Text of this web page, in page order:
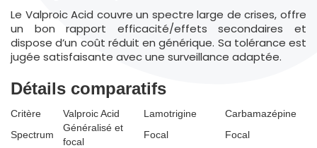
Le Valproic Acid couvre un spectre large de crises, offre
un bon rapport efficacité/effets secondaires et
dispose d’un coût réduit en générique. Sa tolérance est
jugée satisfaisante avec une surveillance adaptée.
Détails comparatifs
Critère Valproic Acid Lamotrigine
Carbamazépine
Spectrum
Généralisé et
focal
Focal
Focal